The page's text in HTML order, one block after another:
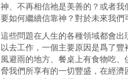
神、不再相信祂是美善的？或者
要如何繼續信靠神？對於未來我們
這些問題在人生的各種領域都會
以去工作，一個主要原因是爲了
風避雨的地方、餐桌上有食物吃
脅我們所享有的一切豐盛，在經